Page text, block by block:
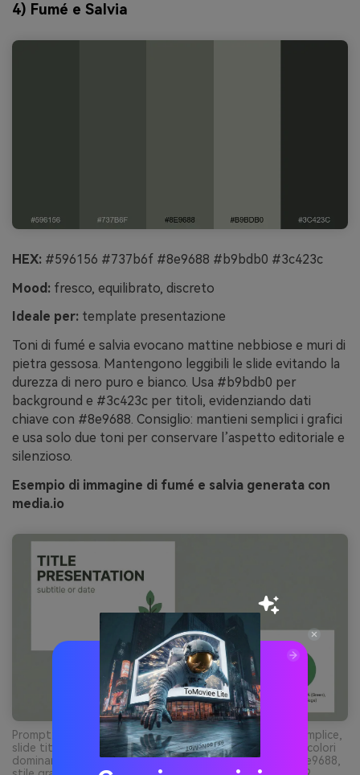
4) Fumé e Salvia
HEX: #596156 #737b6f #8e9688 #b9bdb0 #3c423c
Mood: fresco, equilibrato, discreto
Ideale per: template presentazione
Toni di fumé e salvia evocano mattine nebbiose e muri di
pietra gessosa. Mantengono leggibili le slide evitando la
durezza di nero puro e bianco. Usa #b9bdb0 per
background e #3c423c per titoli, evidenziando dati
chiave con #8e9688. Consiglio: mantieni semplici i grafici
e usa solo due toni per conservare l’aspetto editoriale e
silenzioso.
Esempio di immagine di fumé e salvia generata con
media.io
Prompt: design slide presentazione pulita su sfondo semplice,
slide titolo più slide contenuto, grafici semplici e icone, colori
dominanti #b9bdb0 #3c423c #737b6f con accento #8e9688,